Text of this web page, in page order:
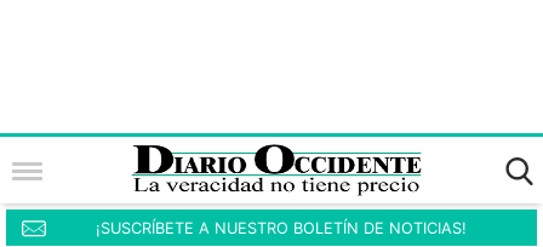
¡SUSCRÍBETE A NUESTRO BOLETÍN DE NOTICIAS!